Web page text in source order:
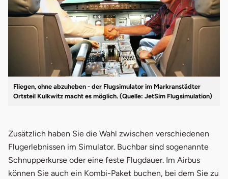
Fliegen, ohne abzuheben - der Flugsimulator im Markranstädter
Ortsteil Kulkwitz macht es möglich. (Quelle: JetSim Flugsimulation)
Zusätzlich haben Sie die Wahl zwischen verschiedenen
Flugerlebnissen im Simulator. Buchbar sind sogenannte
Schnupperkurse oder eine feste Flugdauer. Im Airbus
können Sie auch ein Kombi-Paket buchen, bei dem Sie zu